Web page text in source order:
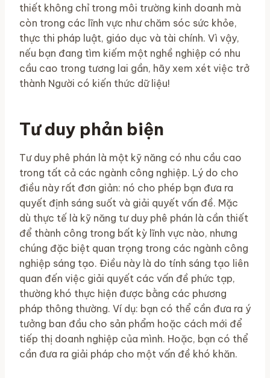
thiết không chỉ trong môi trường kinh doanh mà
còn trong các lĩnh vực như chăm sóc sức khỏe,
thực thi pháp luật, giáo dục và tài chính. Vì vậy,
nếu bạn đang tìm kiếm một nghề nghiệp có nhu
cầu cao trong tương lai gần, hãy xem xét việc trở
thành Người có kiến ​​thức dữ liệu!
Tư duy phản biện
Tư duy phê phán là một kỹ năng có nhu cầu cao
trong tất cả các ngành công nghiệp. Lý do cho
điều này rất đơn giản: nó cho phép bạn đưa ra
quyết định sáng suốt và giải quyết vấn đề. Mặc
dù thực tế là kỹ năng tư duy phê phán là cần thiết
để thành công trong bất kỳ lĩnh vực nào, nhưng
chúng đặc biệt quan trọng trong các ngành công
nghiệp sáng tạo. Điều này là do tính sáng tạo liên
quan đến việc giải quyết các vấn đề phức tạp,
thường khó thực hiện được bằng các phương
pháp thông thường. Ví dụ: bạn có thể cần đưa ra ý
tưởng ban đầu cho sản phẩm hoặc cách mới để
tiếp thị doanh nghiệp của mình. Hoặc, bạn có thể
cần đưa ra giải pháp cho một vấn đề khó khăn.